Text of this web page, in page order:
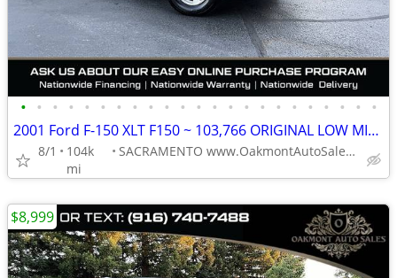
• • • • • • • • • • • • • • • • • • • • • • •
2001 Ford F-150 XLT F150 ~ 103,766 ORIGINAL LOW MILES
8/1
104k
mi
SACRAMENTO www.OakmontAutoSales.com
$8,999